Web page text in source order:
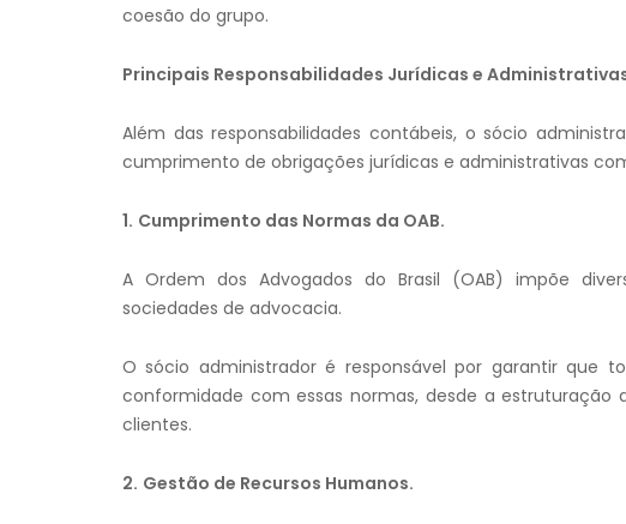
coesão do grupo.
Principais Responsabilidades Jurídicas e
Além das responsabilidades contábeis, o sócio
cumprimento de obrigações jurídicas e administrativas
1. Cumprimento das Normas da OAB.
A Ordem dos Advogados do Brasil (OAB) impõe
sociedades de advocacia.
O sócio administrador é responsável por garantir que
conformidade com essas normas, desde a estruturação
clientes.
2. Gestão de Recursos Humanos.